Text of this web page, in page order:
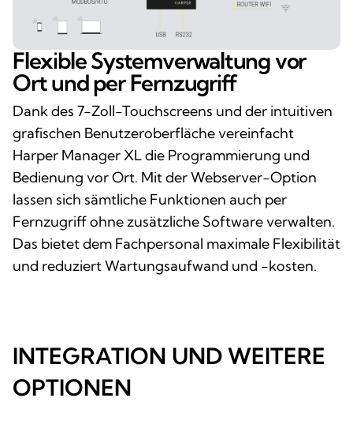
Flexible Systemverwaltung vor
Ort und per Fernzugriff
Dank des 7-Zoll-Touchscreens und der intuitiven
grafischen Benutzeroberfläche vereinfacht
Harper Manager XL die Programmierung und
Bedienung vor Ort. Mit der Webserver-Option
lassen sich sämtliche Funktionen auch per
Fernzugriff ohne zusätzliche Software verwalten.
Das bietet dem Fachpersonal maximale Flexibilität
und reduziert Wartungsaufwand und -kosten.
INTEGRATION UND WEITERE
OPTIONEN